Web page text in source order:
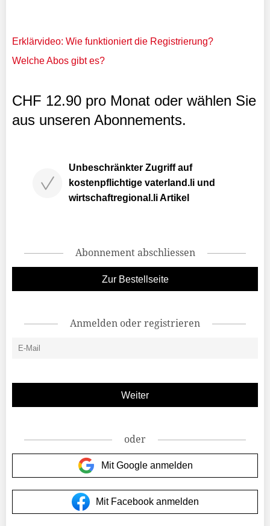
Erklärvideo: Wie funktioniert die Registrierung?
Welche Abos gibt es?
CHF 12.90 pro Monat oder wählen Sie
aus unseren Abonnements.
Unbeschränkter Zugriff auf
kostenpflichtige vaterland.li und
wirtschaftregional.li Artikel
Abonnement abschliessen
Zur Bestellseite
Anmelden oder registrieren
oder
Mit Google anmelden
Mit Facebook anmelden